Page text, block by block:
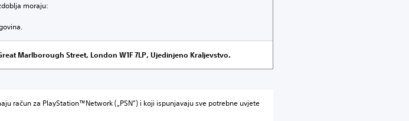
moraju:
Marlborough Street, London W1F 7LP, Ujedinjeno Kraljevstvo.
račun za PlayStation™Network („PSN”) i koji ispunjavaju sve potrebne uvjete